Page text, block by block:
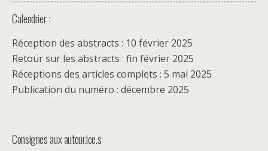
Calendrier :
Réception des abstracts : 10 février 2025
Retour sur les abstracts : fin février 2025
Réceptions des articles complets : 5 mai 2025
Publication du numéro : décembre 2025
Consignes aux auteur.ice.s